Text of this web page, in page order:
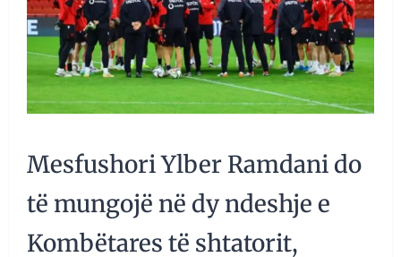
Mesfushori Ylber Ramdani do
të mungojë në dy ndeshje e
Kombëtares të shtatorit,